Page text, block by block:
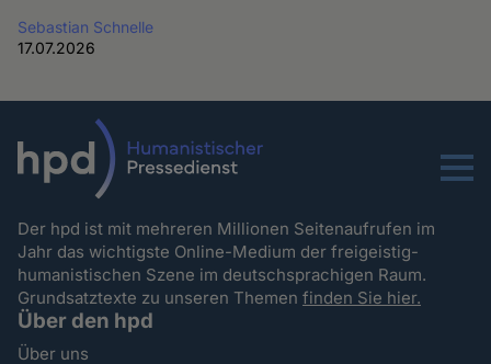
Sebastian Schnelle
17.07.2026
Menu
Der hpd ist mit mehreren Millionen Seitenaufrufen im
Jahr das wichtigste Online-Medium der freigeistig-
humanistischen Szene im deutschsprachigen Raum.
Grundsatztexte zu unseren Themenfinden Sie hier.
Über den hpd
Über uns